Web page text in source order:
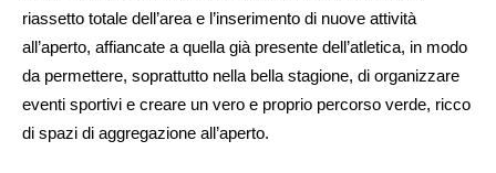
riassetto totale dell’area e l’inserimento di nuove attività
all’aperto, affiancate a quella già presente dell’atletica, in modo
da permettere, soprattutto nella bella stagione, di organizzare
eventi sportivi e creare un vero e proprio percorso verde, ricco
di spazi di aggregazione all’aperto.